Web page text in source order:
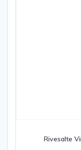
Rivesalte